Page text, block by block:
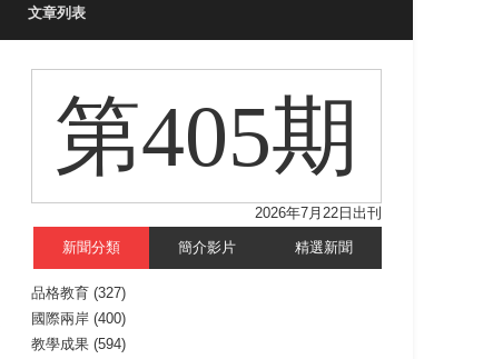
文章列表
第405期
2026年7月22日出刊
新聞分類 簡介影片 精選新聞
品格教育 (327)
國際兩岸 (400)
教學成果 (594)